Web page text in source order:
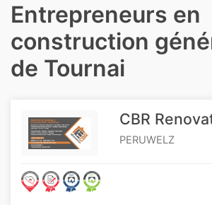
Entrepreneurs en
construction
de Tournai
CBR
PERUWELZ